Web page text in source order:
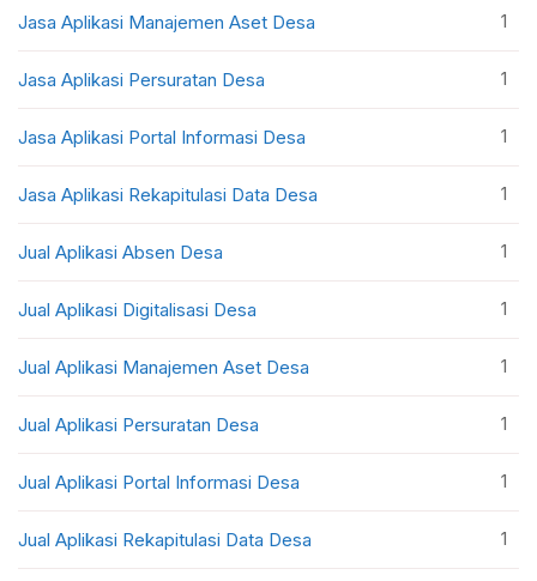
Jasa Aplikasi Manajemen Aset Desa 1
Jasa Aplikasi Persuratan Desa 1
Jasa Aplikasi Portal Informasi Desa 1
Jasa Aplikasi Rekapitulasi Data Desa 1
Jual Aplikasi Absen Desa 1
Jual Aplikasi Digitalisasi Desa 1
Jual Aplikasi Manajemen Aset Desa 1
Jual Aplikasi Persuratan Desa 1
Jual Aplikasi Portal Informasi Desa 1
Jual Aplikasi Rekapitulasi Data Desa 1